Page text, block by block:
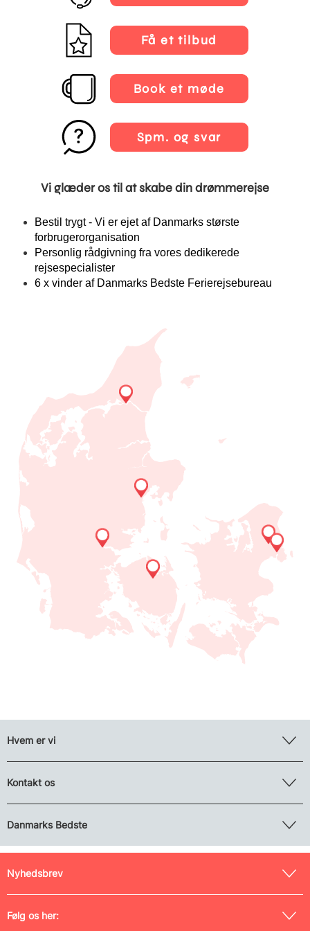
Få et tilbud
Book et møde
Spm. og svar
Vi glæder os til at skabe din drømmerejse
Bestil trygt - Vi er ejet af Danmarks største
forbrugerorganisation
Personlig rådgivning fra vores dedikerede
rejsespecialister
6 x vinder af Danmarks Bedste Ferierejsebureau
Hvem er vi
Kontakt os
Danmarks Bedste
Nyhedsbrev
Følg os her: